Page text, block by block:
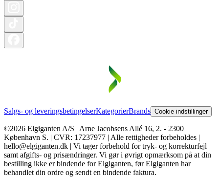
Salgs- og leveringsbetingelserKategorierBrands Cookie indstillinger
©2026 Elgiganten A/S | Arne Jacobsens Allé 16, 2. - 2300
København S. | CVR: 17237977 | Alle rettigheder forbeholdes |
hello@elgiganten.dk | Vi tager forbehold for tryk- og korrekturfejl
samt afgifts- og prisændringer. Vi gør i øvrigt opmærksom på at din
bestilling ikke er bindende for Elgiganten, før Elgiganten har
behandlet din ordre og sendt en bindende faktura.